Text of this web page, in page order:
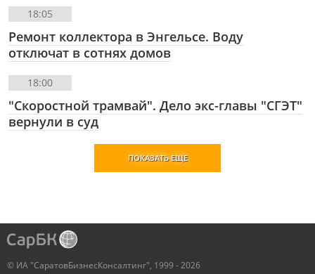
18:05
Ремонт коллектора в Энгельсе. Воду
отключат в сотнях домов
18:00
"Скоростной трамвай". Дело экс-главы "СГЭТ"
вернули в суд
ПОКАЗАТЬ ЕЩЕ
© ИА "СаратовБизнесКонсалтинг", 1999 - 2026